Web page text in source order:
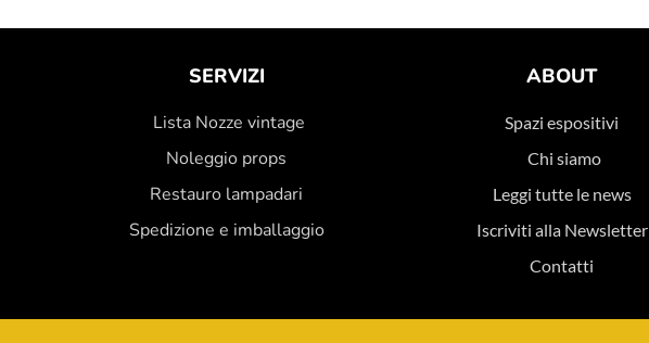
SERVIZI
Lista Nozze vintage
Noleggio props
Restauro lampadari
Spedizione e imballaggio
ABOUT
Spazi espositivi
Chi siamo
Leggi tutte le news
Iscriviti alla Newsletter
Contatti